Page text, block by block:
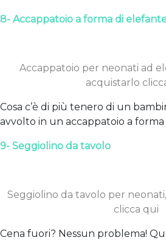
8- Accappatoio a forma di
Accappatoio per neonati ad
acquistarlo
Cosa c’è di più tenero di un
avvolto in un accappatoio a
9- Seggiolino da tavolo
Seggiolino da tavolo per
clicca qui
Cena fuori? Nessun problema!